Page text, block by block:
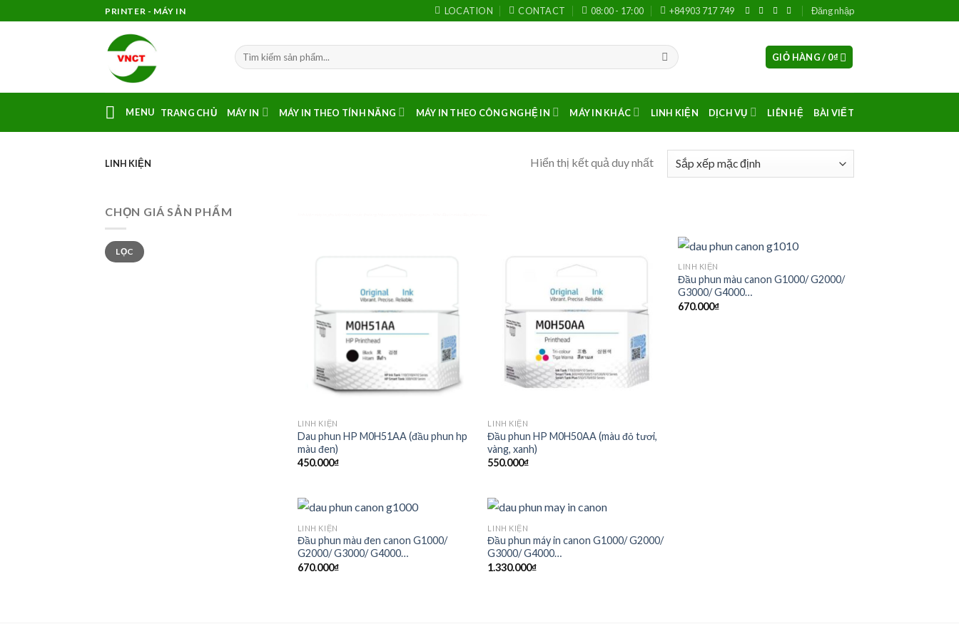
to
PRINTER - MÁY IN LOCATION CONTACT 08:00 - 17:00 +84903 717 749 Đăng nhập
GIỎ HÀNG / 0₫
MENU TRANG CHỦ MÁY IN MÁY IN THEO TÍNH NĂNG MÁY IN THEO CÔNG NGHỆ IN MÁY IN KHÁC LINH KIỆN DỊCH VỤ LIÊN HỆ BÀI VIẾT
LINH KIỆN Hiển thị kết quả duy nhất
CHỌN GIÁ SẢN PHẨM
Giá
tối
thiểu
Giá
tối
đa
LỌC
LINH KIỆN
Dau phun HP M0H51AA (đầu phun hp
màu đen)
450.000₫
LINH KIỆN
Đầu phun HP M0H50AA (màu đỏ tươi,
vàng, xanh)
550.000₫
LINH KIỆN
Đầu phun màu canon G1000/ G2000/
G3000/ G4000…
670.000₫
LINH KIỆN
Đầu phun màu đen canon G1000/
G2000/ G3000/ G4000…
670.000₫
LINH KIỆN
Đầu phun máy in canon G1000/ G2000/
G3000/ G4000…
1.330.000₫